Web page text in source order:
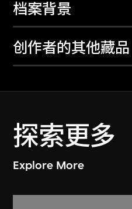
档案背景
创作者的其他藏品
探索更多
Explore More